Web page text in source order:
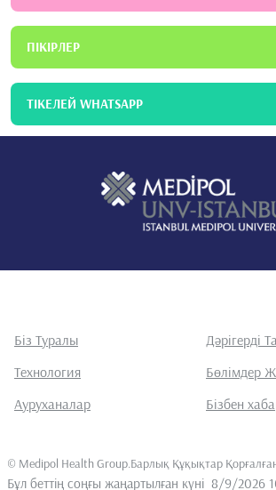
ПІКІРЛЕР
ТІКЕЛЕЙ WHATSAPP
Біз Туралы
Дәрігерді
Технология
Бөлімдер
Ауруханалар
Бізбен
© Medipol Health Group.Барлық Құқықтар
Бұл беттің соңғы жаңартылған күні 8/9/2026